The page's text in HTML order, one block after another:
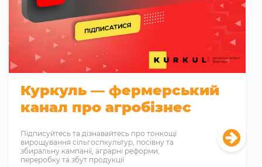
Куркуль — фермерський
канал про агробізнес
Підписуйтесь та дізнавайтесь про тонкощі
вирощування сільгоспкультур, посівну та
збиральну кампанії, аграрні реформи,
переробку та збут продукції